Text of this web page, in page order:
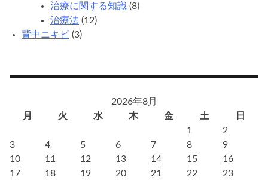
治療に関する知識 (8)
治療法 (12)
背中ニキビ (3)
2026年8月
月
火 水 木 金 土
日
1
2
3
4 5 6 7 8
9
10
11 12 13 14 15
16
17
18 19 20 21 22 23